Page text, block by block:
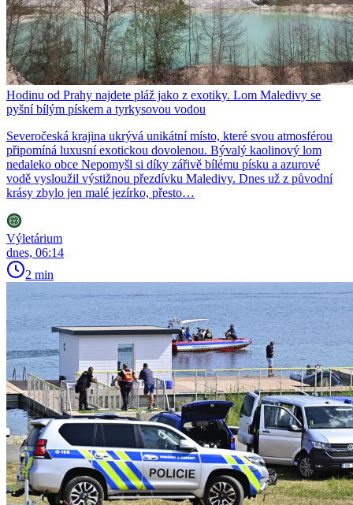
Hodinu od Prahy najdete pláž jako z exotiky. Lom Maledivy se
pyšní bílým pískem a tyrkysovou vodou
Severočeská krajina ukrývá unikátní místo, které svou atmosférou
připomíná luxusní exotickou dovolenou. Bývalý kaolinový lom
nedaleko obce Nepomyšl si díky zářivě bílému písku a azurové
vodě vysloužil výstižnou přezdívku Maledivy. Dnes už z původní
krásy zbylo jen malé jezírko, přesto…
Výletárium
dnes, 06:14
2 min